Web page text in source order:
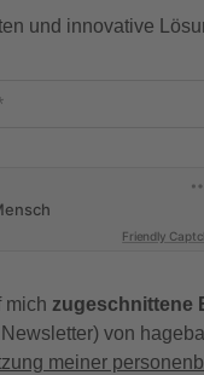
und innovative
Friendly
mich zugeschnittene
von
meiner